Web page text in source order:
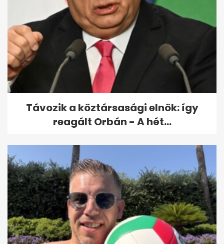
Schmidt Mária
sorkötelezettségről szóló
ötletétől masszívan...
Távozik a köztársasági elnök: így
reagált Orbán - A hét...